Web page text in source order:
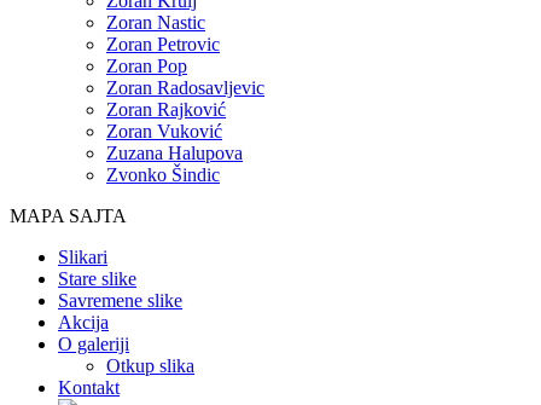
Zoran Nastic
Zoran Petrovic
Zoran Pop
Zoran Radosavljevic
Zoran Rajković
Zoran Vuković
Zuzana Halupova
Zvonko Šindic
MAPA SAJTA
Slikari
Stare slike
Savremene slike
Akcija
O galeriji
Otkup slika
Kontakt